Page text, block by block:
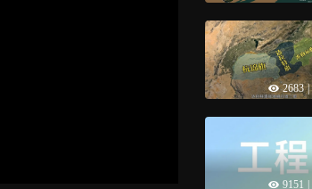
2683 |
9151